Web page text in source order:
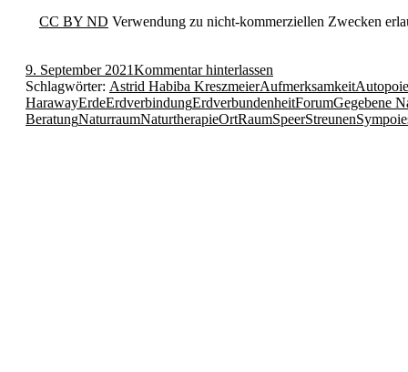
CC BY ND Verwendung zu nicht-kommerziellen Zwecken
9. September 2021Kommentar hinterlassen
Schlagwörter: Astrid Habiba KreszmeierAufmerksamkeit
HarawayErdeErdverbindungErdverbundenheitForumGegebene
BeratungNaturraumNaturtherapieOrtRaumSpeerStreunen